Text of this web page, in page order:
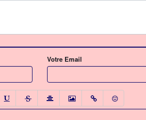
Votre Email